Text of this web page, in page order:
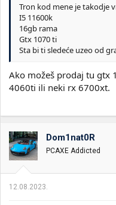
Tron kod mene je takodje
I5 11600k
16gb rama
Gtx 1070 ti
Sta bi ti sledeće uzeo od
Ako možeš prodaj tu gtx
4060ti ili neki rx 6700xt.
Dom1nat0R
PCAXE Addicted
12.08.2023.